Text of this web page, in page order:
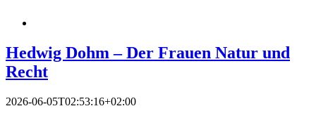
Hedwig Dohm – Der Frauen Natur und
Recht
2026-06-05T02:53:16+02:00